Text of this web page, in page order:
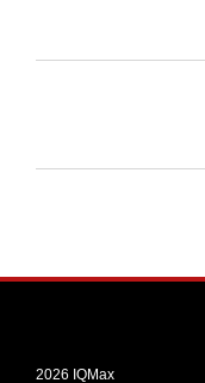
2026 IQMax